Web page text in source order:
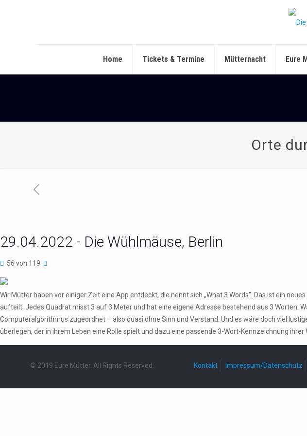
Home Tickets & Termine Mütternacht Eure
Orte
29.04.2022 - Die Wühlmäuse, Berlin
56 von 119
Wir Mütter haben vor einiger Zeit eine App entdeckt, die nennt sich „What 3 Words“. Das ist ein
aufteilt. Jedes Quadrat misst 3 auf 3 Meter und hat eine eigene Adresse bestehend aus 3 Worten.
Computeralgorithmus zugeordnet – also quasi ohne Sinn und Verstand. Und es wäre doch viel
überlegen, der in ihrem Leben eine Rolle spielt und dazu eine passende 3-Wort-Kennzeichnung ihrer
© 2019 Eure Mütter. All Rights Reserved. Kontakt Impressum/Datenschutz